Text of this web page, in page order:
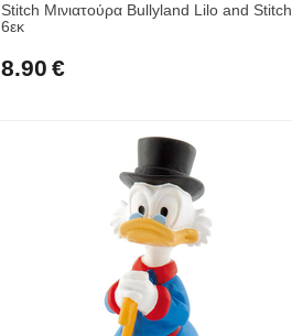
Stitch Μινιατούρα Bullyland Lilo and Stitch
6εκ
8.90 €